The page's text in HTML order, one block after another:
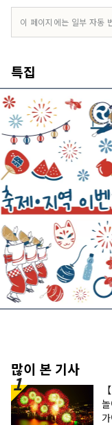
이 페이지에는 일부 자동
특집
많이 본 기사